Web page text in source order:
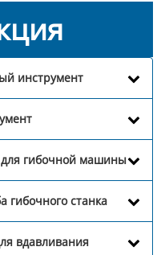
инструмент
гибочной машины
гибочного станка
вдавливания